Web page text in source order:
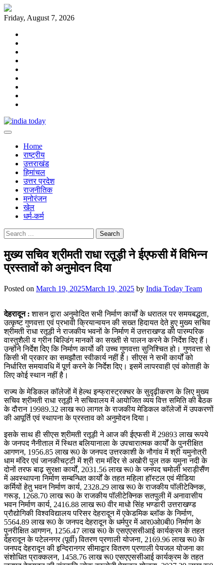
Skip
to
Friday, August 7, 2026
Home
राष्ट्रीय
उत्तराखंड
हिमांचल
उत्तर प्रदेश
राजनीतिक
मनोरंजन
खेल
धर्म-कर्म
Search
for:
मुख्य सचिव श्रीमती राधा रतूड़ी ने ईएफसी में विभिन्न
प्रस्तावों को अनुमोदन दिया
Posted on March 19, 2025March 19, 2025 by India Today Team
देहरादून : शासन द्वारा अनुमोदित सभी निर्माण कार्यों के धरातल पर समयबद्धता,
उत्कृष्ट गुणवत्ता एवं प्रभावी क्रियान्वयन की सख्त हिदायत देते हुए मुख्य सचिव
श्रीमती राधा रतूड़ी ने राजकीय भवनों के निर्माण में उत्तराखण्ड की पारम्परिक
वास्तुशैली व ग्रीन बिल्डिंग मानकों का सख्ती से पालन करने के निर्देश दिए हैं।
उन्होंने निर्देश दिए कि निर्माण कार्याे की उच्च गुणवत्ता सुनिश्चित हो। गुणवत्ता से
किसी भी प्रकार का समझौता स्वीकार्य नहीं है। सीएस ने सभी कार्यों को
निर्धारित समयावधि में पूर्ण करने के निर्देश दिए। इसमें लापरवाही एवं कोताही के
लिए कोई स्थान नहीं है।
राज्य के मेडिकल कॉलेजों में हेल्थ इन्फ्रास्ट्रक्चर के सुदृढ़ीकरण के लिए मुख्य
सचिव श्रीमती राधा रतूड़ी ने सचिवालय में आयोजित व्यय वित्त समिति की बैठक
के दौरान 19989.32 लाख रू0 लागत के राजकीय मेडिकल कॉलेजों में उपकरणों
की आपूर्ति एवं स्थापना के प्रस्ताव को अनुमोदन दिया।
इसके साथ ही सीएस श्रीमती रतूड़ी ने आज की ईएफसी में 29893 लाख रूपये
के जनपद नैनीताल में स्थित बलियानाला के उपचारात्मक कार्यों के पुनरीक्षित
आगणन, 1956.85 लाख रू0 के जनपद उत्तरकाशी के नौगांव में श्री यमुनोत्री
धाम मंदिर एवं जानकीचट्टी में श्री राम मंदिर से अखोरी पुल तक यमुना नदी के
दोनों तरफ बाढ़ सुरक्षा कार्यों, 2031.56 लाख रू0 के जनपद चमोली भराड़ीसैंण
में अवस्थापना निर्माण सम्बन्धित कार्यों के तहत महिला हॉस्टल एवं मीडिया
कर्मियों हेतु भवन निर्माण कार्य, 2328.29 लाख रू0 के राजकीय पॉलीटेक्निक,
गरूड़, 1268.70 लाख रू0 के राजकीय पॉलीटेक्निक सतपुली में अनावासीय
भवन निर्माण कार्य, 2416.88 लाख रू0 वीर माधो सिंह भण्डारी उत्तराखण्ड
प्रौद्योगिकी विश्वविद्यालय परिसर देहरादून में एकेडमिक ब्लॉक के निर्माण,
5564.89 लाख रू0 के जनपद देहरादून के धर्मपुर में आर0ओ0बी0 निर्माण के
पुनरीक्षित आगणन, 1256.47 लाख रू0 के एसएएससीआई कार्यक्रम के तहत
देहरादून के पटेलनगर (पूर्वी) वितरण प्रणाली योजना, 2169.96 लाख रू0 के
जनपद देहरादून की इन्दिरानगर सीमाद्वार वितरण प्रणाली पेयजल योजना का
संशोधित प्राक्कलन, 1458.76 लाख रू0 एसएएससीआई कार्यक्रम के तहत